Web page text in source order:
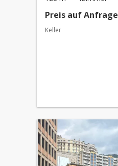
Preis auf Anfrage
Keller